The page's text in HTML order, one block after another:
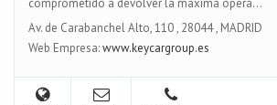
Av. de Carabanchel Alto, 110, 28044, MADRID
Web Empresa:www.keycargroup.es